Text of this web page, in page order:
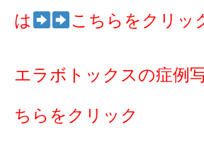
は こちらをクリッ
エラボトックスの症例
ちらをクリック